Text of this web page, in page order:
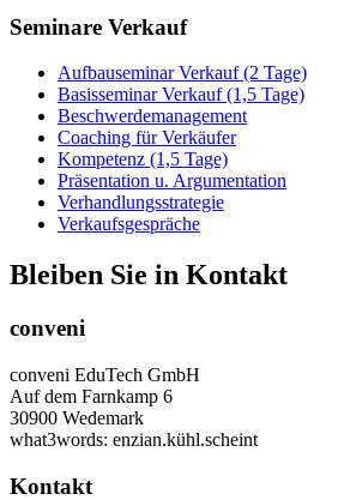
Seminare Verkauf
Aufbauseminar Verkauf (2 Tage)
Basisseminar Verkauf (1,5 Tage)
Beschwerdemanagement
Coaching für Verkäufer
Kompetenz (1,5 Tage)
Präsentation u. Argumentation
Verhandlungsstrategie
Verkaufsgespräche
Bleiben Sie in Kontakt
conveni
conveni EduTech GmbH
Auf dem Farnkamp 6
30900 Wedemark
what3words: enzian.kühl.scheint
Kontakt